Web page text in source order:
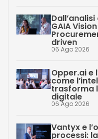
GAIA
driven
06 Ago 2026
Opper.ai e
come
trasforma
digitale
06 Ago 2026
Vantyx e
processi: